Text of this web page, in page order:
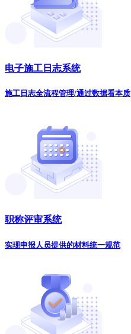
电子施工日志系统
施工日志全流程管理/通过数据看本质
职称评审系统
实现申报人员提供的材料统一规范